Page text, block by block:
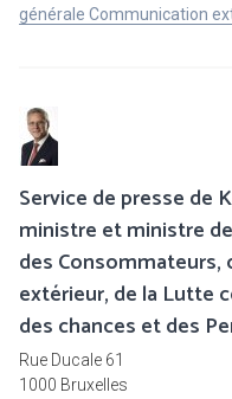
générale Communication
Service de presse de
ministre et ministre
des Consommateurs,
extérieur, de la Lutte
des chances et des
Rue Ducale 61
1000 Bruxelles